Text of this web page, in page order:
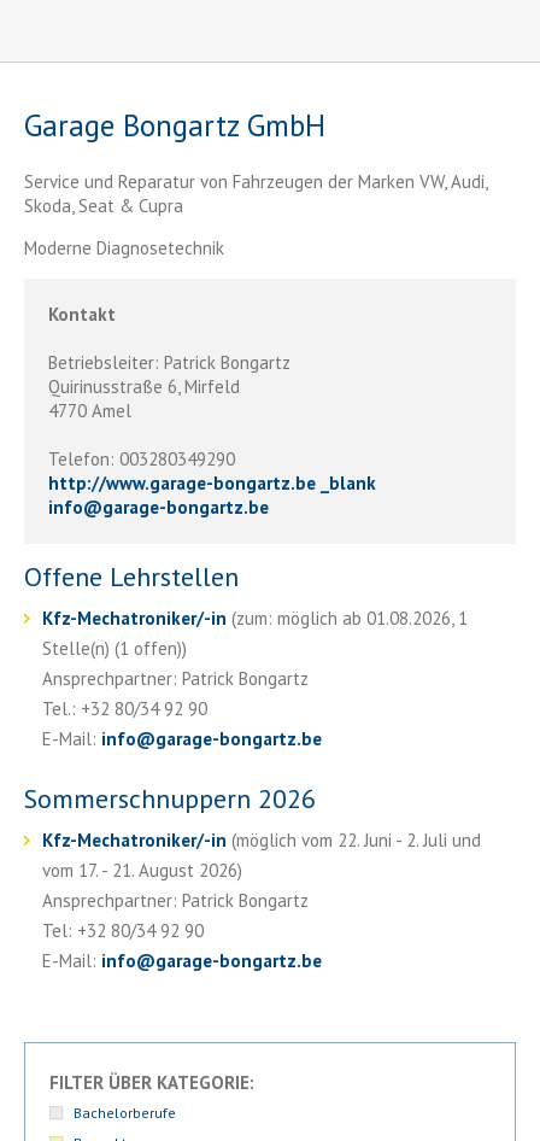
Garage Bongartz GmbH
Service und Reparatur von Fahrzeugen der Marken VW, Audi,
Skoda, Seat & Cupra
Moderne Diagnosetechnik
Kontakt
Betriebsleiter: Patrick Bongartz
Quirinusstraße 6, Mirfeld
4770 Amel
Telefon: 003280349290
http://www.garage-bongartz.be _blank
info@garage-bongartz.be
Offene Lehrstellen
Kfz-Mechatroniker/-in (zum: möglich ab 01.08.2026, 1
Stelle(n) (1 offen))
Ansprechpartner: Patrick Bongartz
Tel.: +32 80/34 92 90
E-Mail: info@garage-bongartz.be
Sommerschnuppern 2026
Kfz-Mechatroniker/-in (möglich vom 22. Juni - 2. Juli und
vom 17. - 21. August 2026)
Ansprechpartner: Patrick Bongartz
Tel: +32 80/34 92 90
E-Mail: info@garage-bongartz.be
FILTER ÜBER KATEGORIE:
Bachelorberufe